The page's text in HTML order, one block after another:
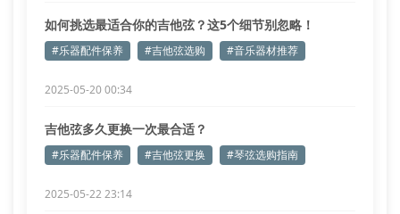
如何挑选最适合你的吉他弦？这5个细节别忽略！
#乐器配件保养 #吉他弦选购 #音乐器材推荐
2025-05-20 00:34
吉他弦多久更换一次最合适？
#乐器配件保养 #吉他弦更换 #琴弦选购指南
2025-05-22 23:14